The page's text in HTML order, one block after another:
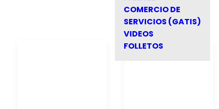
COMERCIO DE
SERVICIOS (GATIS)
VIDEOS
FOLLETOS